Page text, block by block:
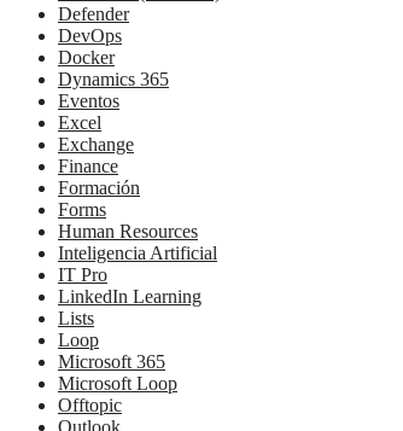
Defender
DevOps
Docker
Dynamics 365
Eventos
Excel
Exchange
Finance
Formación
Forms
Human Resources
Inteligencia Artificial
IT Pro
LinkedIn Learning
Lists
Loop
Microsoft 365
Microsoft Loop
Offtopic
Outlook